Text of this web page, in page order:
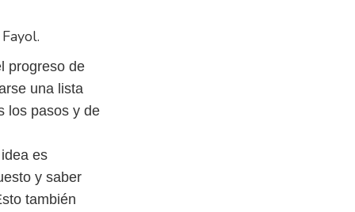
progreso de
una lista
los pasos y de
es
y saber
también